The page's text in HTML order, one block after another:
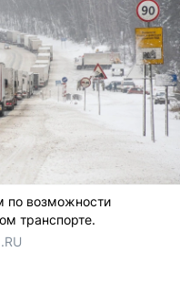
по возможности
транспорте.